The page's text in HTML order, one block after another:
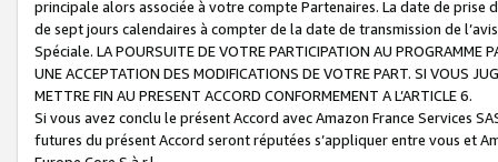
principale alors associée à votre compte Partenaires. La date de
de sept jours calendaires à compter de la date de transmission de
Spéciale. LA POURSUITE DE VOTRE PARTICIPATION AU PROGRAMME
UNE ACCEPTATION DES MODIFICATIONS DE VOTRE PART. SI VOUS
METTRE FIN AU PRESENT ACCORD CONFORMEMENT A L’ARTICLE 6.
Si vous avez conclu le présent Accord avec Amazon France Services
futures du présent Accord seront réputées s’appliquer entre vous et